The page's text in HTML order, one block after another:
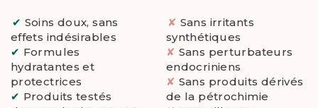
✔ Soins doux, sans
effets indésirables
✔ Formules
hydratantes et
protectrices
✔ Produits testés
✘ Sans irritants
synthétiques
✘ Sans perturbateurs
endocriniens
✘ Sans produits dérivés
de la pétrochimie